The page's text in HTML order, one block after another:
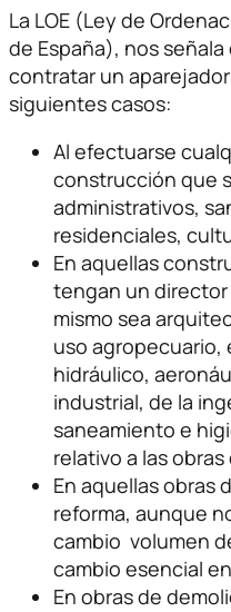
La LOE (Ley de
de España), nos
contratar un
siguientes casos:
Al efectuarse
construcción que
administrativos,
residenciales,
En aquellas
tengan un
mismo sea
uso agropecuario,
hidráulico,
industrial, de la
saneamiento e
relativo a las
En aquellas obras
reforma, aunque
cambio volumen
cambio esencial
En obras de